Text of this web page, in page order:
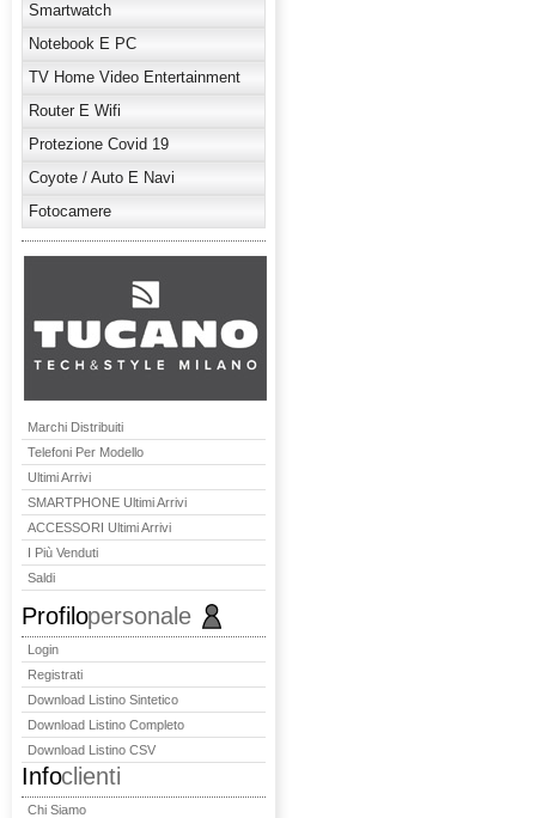
Smartwatch
Notebook E PC
TV Home Video Entertainment
Router E Wifi
Protezione Covid 19
Coyote / Auto E Navi
Fotocamere
Marchi Distribuiti
Telefoni Per Modello
Ultimi Arrivi
SMARTPHONE Ultimi Arrivi
ACCESSORI Ultimi Arrivi
I Più Venduti
Saldi
Profilopersonale
Login
Registrati
Download Listino Sintetico
Download Listino Completo
Download Listino CSV
Infoclienti
Chi Siamo